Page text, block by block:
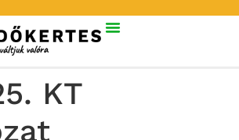
KT